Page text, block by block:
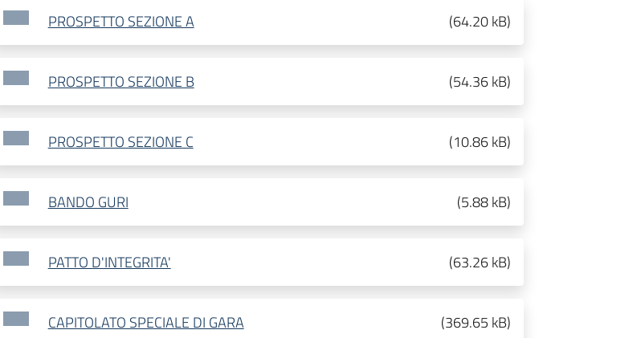
PROSPETTO SEZIONE A (64.20 kB)
PROSPETTO SEZIONE B (54.36 kB)
PROSPETTO SEZIONE C (10.86 kB)
BANDO GURI (5.88 kB)
PATTO D'INTEGRITA' (63.26 kB)
CAPITOLATO SPECIALE DI GARA (369.65 kB)